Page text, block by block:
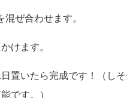
ます。水分が多少残ってい
混ぜ合わせます。